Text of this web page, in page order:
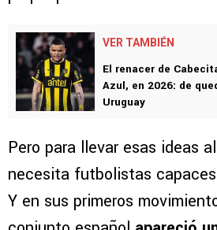
VER TAMBIÉN
El renacer de
Azul, en 2026: de
Uruguay
Pero para llevar esas ideas
necesita futbolistas
Y en sus primeros